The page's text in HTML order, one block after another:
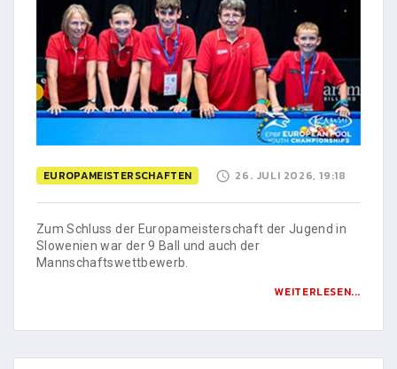
EUROPAMEISTERSCHAFTEN 26. JULI 2026, 19:18
Zum Schluss der Europameisterschaft der Jugend in
Slowenien war der 9 Ball und auch der
Mannschaftswettbewerb.
WEITERLESEN...